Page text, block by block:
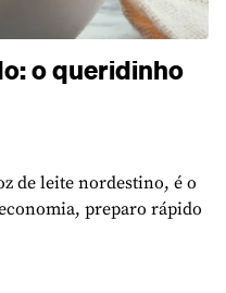
o queridinho
de leite nordestino, é o
preparo rápido